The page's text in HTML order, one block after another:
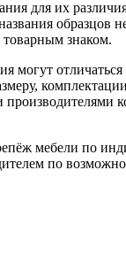
для их
образцов
знаком.
могут
производителями
мебели по
по